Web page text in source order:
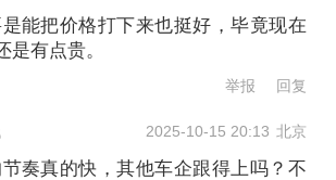
能把价格打下来也挺好，毕竟现在
是有点贵。
举报 回复
2025-10-15 20:13 北京
奏真的快，其他车企跟得上吗？不